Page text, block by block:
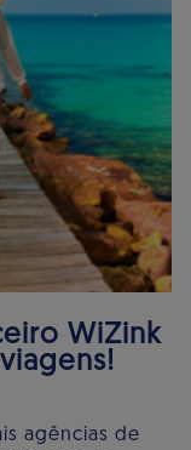
WiZink
agências de